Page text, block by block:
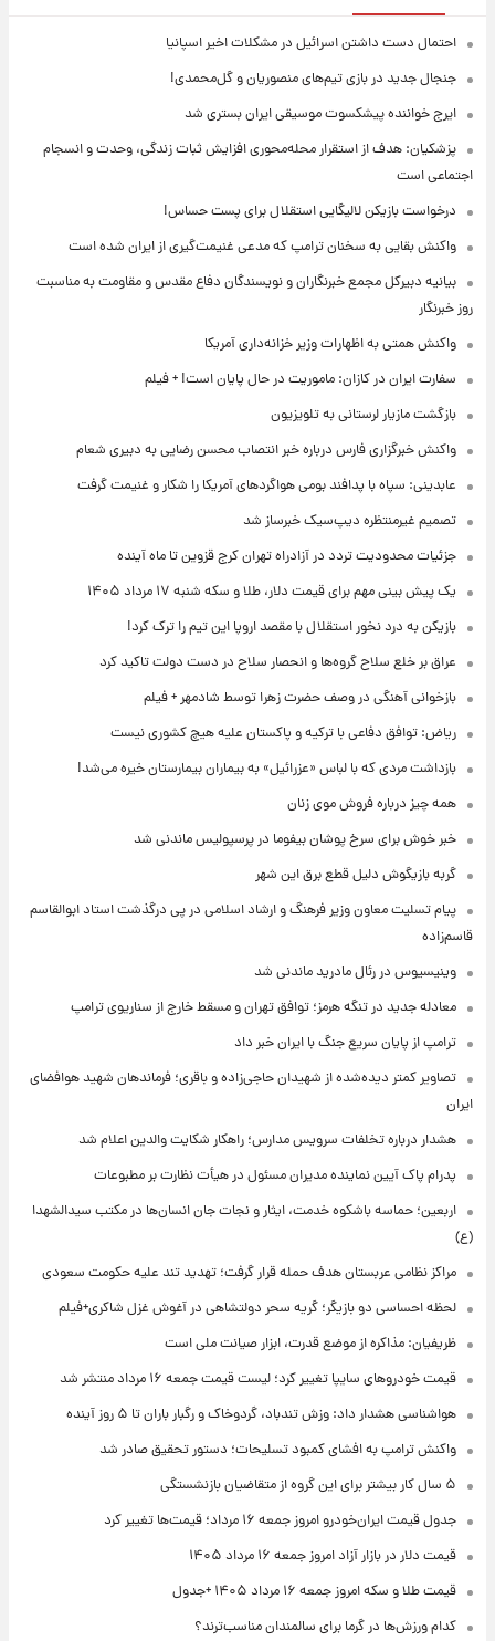
احتمال دست داشتن اسرائیل در مشکلات اخیر اسپانیا
جنجال جدید در بازی تیم‌های منصوریان و گل‌محمدی!
ایرج خواننده پیشکسوت موسیقی ایران بستری شد
پزشکیان: هدف از استقرار محله‌محوری افزایش ثبات زندگی، وحدت و انسجام
اجتماعی است
درخواست بازیکن لالیگایی استقلال برای پست حساس!
واکنش بقایی به سخنان ترامپ که مدعی غنیمت‌گیری از ایران شده است
بیانیه دبیرکل مجمع خبرنگاران و نویسندگان دفاع مقدس و مقاومت به مناسبت
روز خبرنگار
واکنش همتی به اظهارات وزیر خزانه‌داری آمریکا
سفارت ایران در کازان: ماموریت در حال پایان است! + فیلم
بازگشت مازیار لرستانی به تلویزیون
واکنش خبرگزاری فارس درباره خبر انتصاب محسن رضایی به دبیری شعام
عابدینی: سپاه با پدافند بومی هواگردهای آمریکا را شکار و غنیمت گرفت
تصمیم غیرمنتظره دیپ‌سیک خبرساز شد
جزئیات محدودیت تردد در آزادراه تهران کرج قزوین تا ماه آینده
یک پیش ‌بینی مهم برای قیمت دلار، طلا و سکه شنبه ۱۷ مرداد ۱۴۰۵
بازیکن به درد نخور استقلال با مقصد اروپا این تیم را ترک کرد!
عراق بر خلع سلاح گروه‌ها و انحصار سلاح در دست دولت تاکید کرد
بازخوانی آهنگی در وصف حضرت زهرا توسط شادمهر + فیلم
ریاض: توافق دفاعی با ترکیه و پاکستان علیه هیچ کشوری نیست
بازداشت مردی که با لباس «عزرائیل» به بیماران بیمارستان خیره می‌شد!
همه چیز درباره فروش موی زنان
خبر خوش برای سرخ پوشان بیفوما در پرسپولیس ماندنی شد
گربه بازیگوش دلیل قطع برق این شهر
پیام تسلیت معاون وزیر فرهنگ و ارشاد اسلامی در پی درگذشت استاد ابوالقاسم
قاسم‌زاده
وینیسیوس در رئال مادرید ماندنی شد
معادله جدید در تنگه هرمز؛ توافق تهران و مسقط خارج از سناریوی ترامپ
ترامپ از پایان سریع جنگ با ایران خبر داد
تصاویر کمتر دیده‌شده از شهیدان حاجی‌زاده و باقری؛ فرماندهان شهید هوافضای
ایران
هشدار درباره تخلفات سرویس مدارس؛ راهکار شکایت والدین اعلام شد
پدرام پاک آیین نماینده مدیران مسئول در هیأت نظارت بر مطبوعات
اربعین؛ حماسه باشکوه خدمت، ایثار و نجات جان انسان‌ها در مکتب سیدالشهدا
(ع)
مراکز نظامی عربستان هدف حمله قرار گرفت؛ تهدید تند علیه حکومت سعودی
لحظه احساسی دو بازیگر؛ گریه سحر دولتشاهی در آغوش غزل شاکری+فیلم
ظریفیان: مذاکره از موضع قدرت، ابزار صیانت ملی است
قیمت خودروهای سایپا تغییر کرد؛ لیست قیمت جمعه ۱۶ مرداد منتشر شد
هواشناسی هشدار داد: وزش تندباد، گردوخاک و رگبار باران تا ۵ روز آینده
واکنش ترامپ به افشای کمبود تسلیحات؛ دستور تحقیق صادر شد
۵ سال کار بیشتر برای این گروه از متقاضیان بازنشستگی
جدول قیمت ایران‌خودرو امروز جمعه ۱۶ مرداد؛ قیمت‌ها تغییر کرد
قیمت دلار در بازار آزاد امروز جمعه ۱۶ مرداد ۱۴۰۵
قیمت طلا و سکه امروز جمعه ۱۶ مرداد ۱۴۰۵ +جدول
کدام ورزش‌ها در گرما برای سالمندان مناسب‌ترند؟